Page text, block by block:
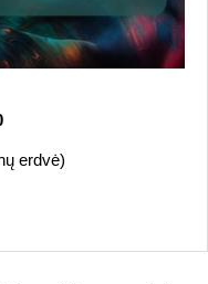
erdvė)